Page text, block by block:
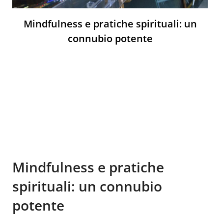
Mindfulness e pratiche spirituali: un
connubio potente
Mindfulness e pratiche
spirituali: un connubio
potente